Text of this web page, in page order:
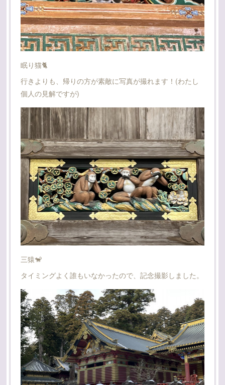
眠り猫🐈
行きよりも、帰りの方が素敵に写真が撮れます！(わたし
個人の見解ですが)
三猿🐒
タイミングよく誰もいなかったので、記念撮影しました。